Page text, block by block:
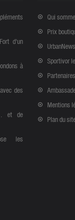
d'un
à
des
et de
les
Qui
Prix
UrbanNews
Sportivor
Partenaires
Mentions
Plan du